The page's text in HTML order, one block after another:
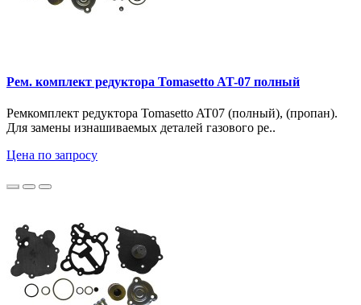
Рем. комплект редуктора Tomasetto AT-07 полный
Ремкомплект редуктора Tomasetto AT07 (полный), (пропан).
Для замены изнашиваемых деталей газового ре..
Цена по запросу